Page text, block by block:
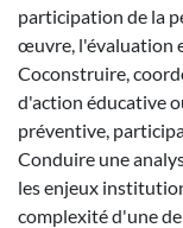
participation de la
œuvre, l'évaluation
Coconstruire,
d'action éducative
préventive,
Conduire une
les enjeux
complexité d'une